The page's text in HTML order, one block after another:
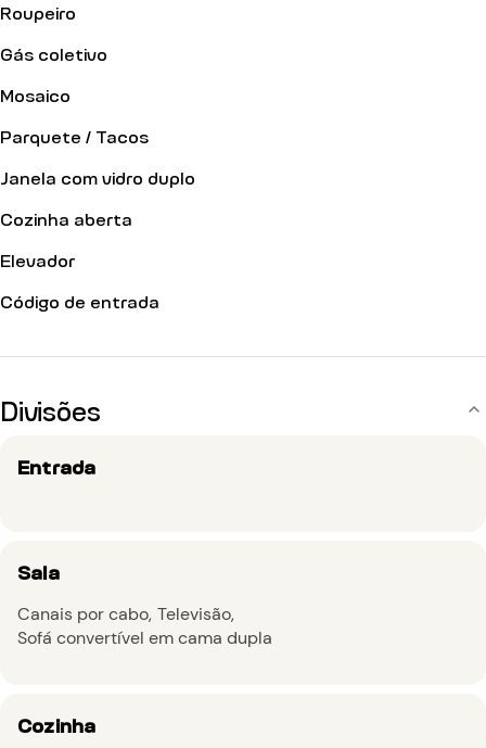
Roupeiro
Gás coletivo
Mosaico
Parquete / Tacos
Janela com vidro duplo
Cozinha aberta
Elevador
Código de entrada
Divisões
Entrada
Sala
Canais por cabo Televisão
Sofá convertível em cama dupla
Cozinha